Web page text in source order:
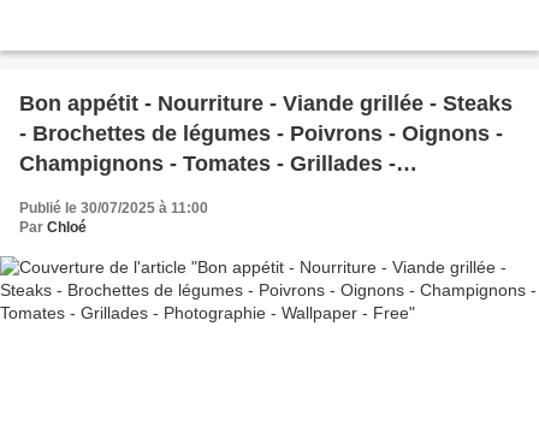
Bon appétit - Nourriture - Viande grillée - Steaks
- Brochettes de légumes - Poivrons - Oignons -
Champignons - Tomates - Grillades -
Photographie - Wallpaper - Free
Publié le 30/07/2025 à 11:00
Par Chloé